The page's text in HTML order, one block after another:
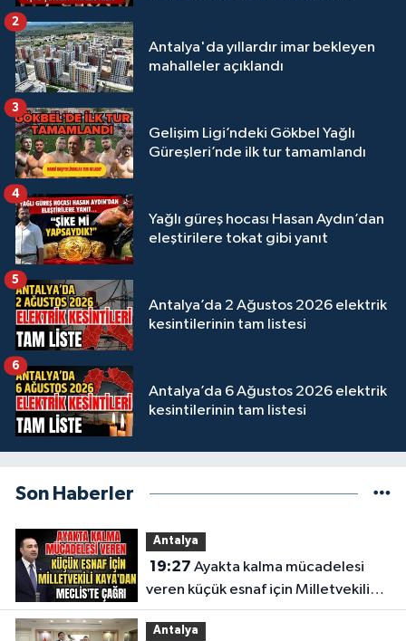
Antalya'da yıllardır imar bekleyen
mahalleler açıklandı
2
Gelişim Ligi’ndeki Gökbel Yağlı
Güreşleri’nde ilk tur tamamlandı
3
Yağlı güreş hocası Hasan Aydın’dan
eleştirilere tokat gibi yanıt
4
Antalya’da 2 Ağustos 2026 elektrik
kesintilerinin tam listesi
5
Antalya’da 6 Ağustos 2026 elektrik
kesintilerinin tam listesi
6
Son Haberler
Antalya
19:27
veren küçük esnaf için Milletvekili
Kaya'dan Meclis'te çağrı
Antalya